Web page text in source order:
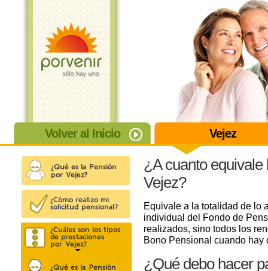
Volver al Inicio Vejez
¿A cuanto
Vejez?
Equivale a la totalidad de lo
individual del Fondo de
realizados, sino todos los
Bono Pensional cuando hay
¿Qué debo hacer